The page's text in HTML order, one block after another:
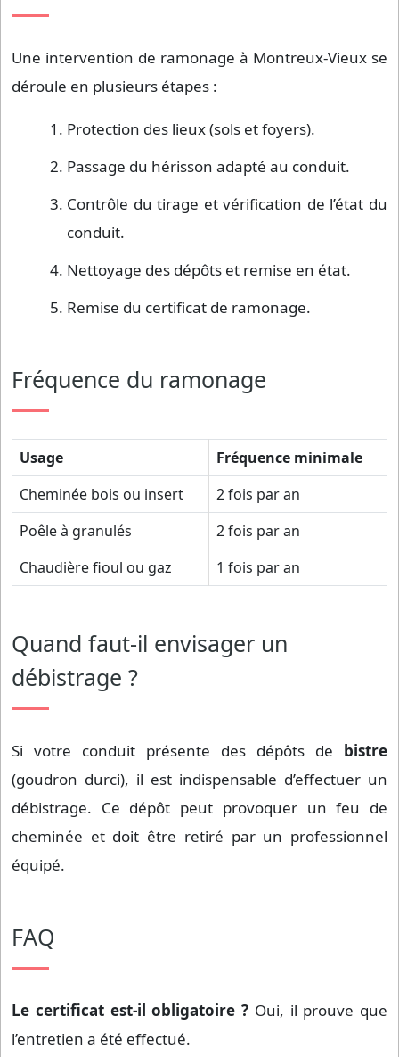
Une intervention de ramonage à Montreux-Vieux se
déroule en plusieurs étapes :
Protection des lieux (sols et foyers).
Passage du hérisson adapté au conduit.
Contrôle du tirage et vérification de l’état du
conduit.
Nettoyage des dépôts et remise en état.
Remise du certificat de ramonage.
Fréquence du ramonage
Usage
Fréquence minimale
Cheminée bois ou insert
2 fois par an
Poêle à granulés
2 fois par an
Chaudière fioul ou gaz
1 fois par an
Quand faut-il envisager un
débistrage ?
Si votre conduit présente des dépôts de bistre
(goudron durci), il est indispensable d’effectuer un
débistrage. Ce dépôt peut provoquer un feu de
cheminée et doit être retiré par un professionnel
équipé.
FAQ
Le certificat est-il obligatoire ? Oui, il prouve que
l’entretien a été effectué.